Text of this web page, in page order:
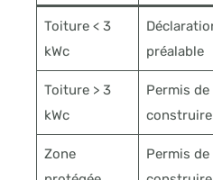
Toiture < 3
kWc
préalable
Toiture > 3
kWc
Permis de
construire
Zone
Permis de